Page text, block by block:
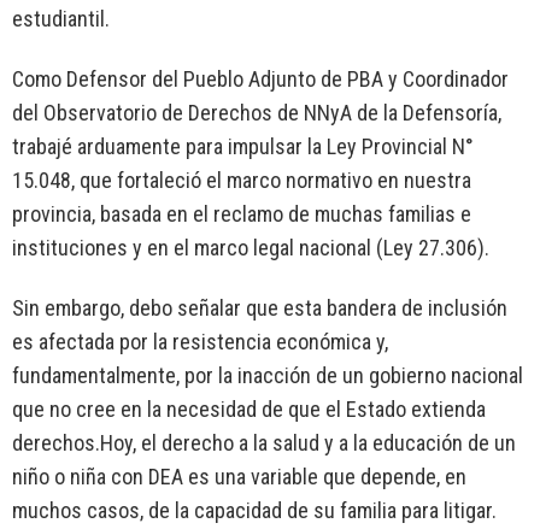
estudiantil.
Como Defensor del Pueblo Adjunto de PBA y Coordinador
del Observatorio de Derechos de NNyA de la Defensoría,
trabajé arduamente para impulsar la Ley Provincial N°
15.048, que fortaleció el marco normativo en nuestra
provincia, basada en el reclamo de muchas familias e
instituciones y en el marco legal nacional (Ley 27.306).
Sin embargo, debo señalar que esta bandera de inclusión
es afectada por la resistencia económica y,
fundamentalmente, por la inacción de un gobierno nacional
que no cree en la necesidad de que el Estado extienda
derechos.Hoy, el derecho a la salud y a la educación de un
niño o niña con DEA es una variable que depende, en
muchos casos, de la capacidad de su familia para litigar.